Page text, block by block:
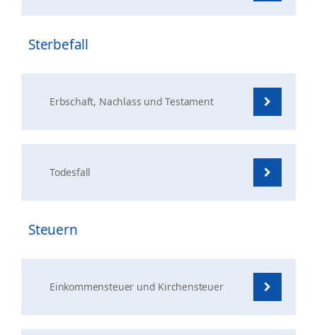
Sterbefall
Erbschaft, Nachlass und Testament
Todesfall
Steuern
Einkommensteuer und Kirchensteuer